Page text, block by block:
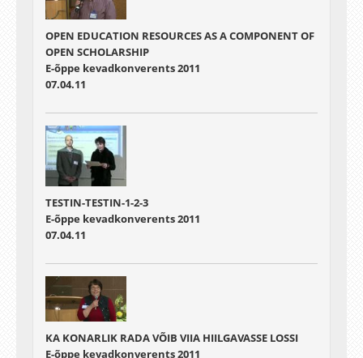
OPEN EDUCATION RESOURCES AS A COMPONENT OF
OPEN SCHOLARSHIP
E-õppe kevadkonverents 2011
07.04.11
TESTIN-TESTIN-1-2-3
E-õppe kevadkonverents 2011
07.04.11
KA KONARLIK RADA VÕIB VIIA HIILGAVASSE LOSSI
E-õppe kevadkonverents 2011